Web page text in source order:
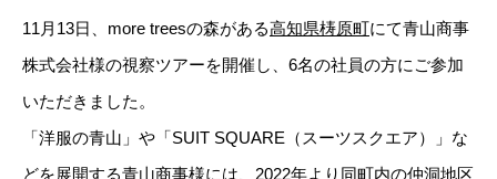
11月13日、more treesの森がある高知県梼原町にて青山商事
株式会社様の視察ツアーを開催し、6名の社員の方にご参加
いただきました。
「洋服の青山」や「SUIT SQUARE （スーツスクエア）」な
どを展開する青山商事様には、2022年より同町内の仲洞地区